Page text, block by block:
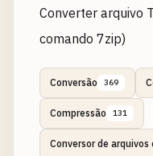
Converter arquivo
comando 7zip)
Conversão 369
Compressão 131
Conversor de